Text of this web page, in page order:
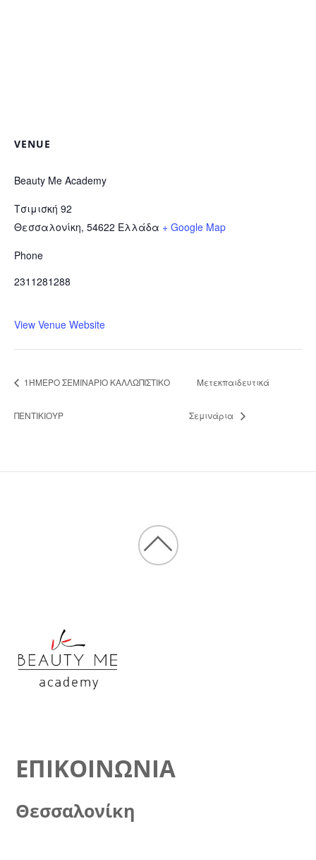
VENUE
Beauty Me Academy
Τσιμισκή 92
Θεσσαλονίκη, 54622 Ελλάδα + Google Map
Phone
2311281288
View Venue Website
1ΉΜΕΡΟ ΣΕΜΙΝΑΡΙΟ ΚΑΛΛΩΠΙΣΤΙΚΟ
ΠΕΝΤΙΚΙΟΥΡ
Μετεκπαιδευτικά
Σεμινάρια
Back
to
ΕΠΙΚΟΙΝΩΝΊΑ
Θεσσαλονίκη